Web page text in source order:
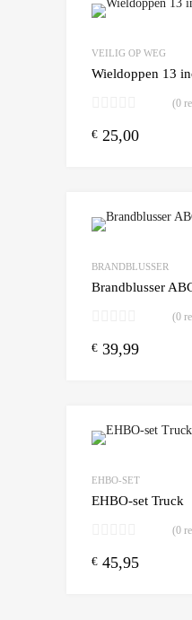
VEILIG OP WEG
Wieldoppen 13
(0
€ 25,00
BRANDBLUSSER
Brandblusser
(0
€ 39,99
EHBO-SET
EHBO-set Truck
(0
€ 45,95